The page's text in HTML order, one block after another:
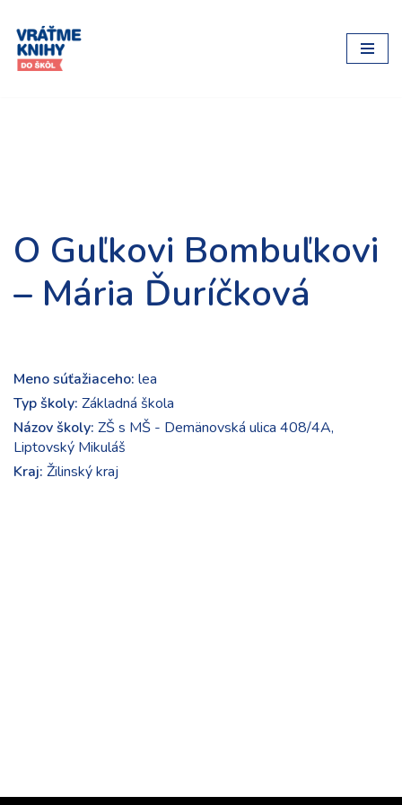
Preskočiť
na
O Guľkovi Bombuľkovi
– Mária Ďuríčková
Meno súťažiaceho: lea
Typ školy: Základná škola
Názov školy: ZŠ s MŠ - Demänovská ulica 408/4A,
Liptovský Mikuláš
Kraj: Žilinský kraj